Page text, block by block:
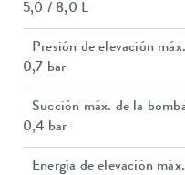
5,0 / 8,0 L
Presión de elevación máx.
0,7 bar
Succión máx. de la
0,4 bar
Energía de elevación